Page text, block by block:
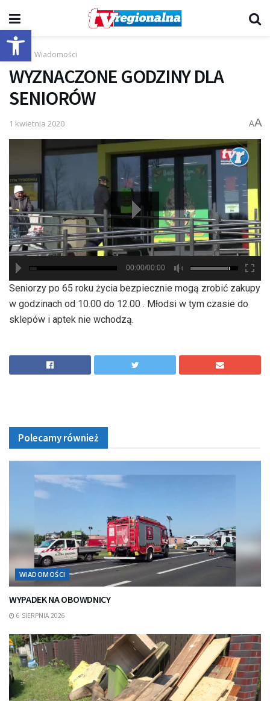
Otwórz pasek narzędzi
Start Wiadomości
WYZNACZONE GODZINY DLA
SENIORÓW
1 kwietnia 2020 AA
medium
00:00/00:00
Seniorzy po 65 roku życia bezpiecznie mogą zrobić zakupy
w godzinach od 10.00 do 12.00 . Młodsi w tym czasie do
sklepów i aptek nie wchodzą.
Polecamy również
WIADOMOŚCI
WYPADEK NA OBOWDNICY
6 SIERPNIA 2026